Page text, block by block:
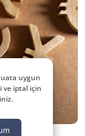
uygun
ve iptal için